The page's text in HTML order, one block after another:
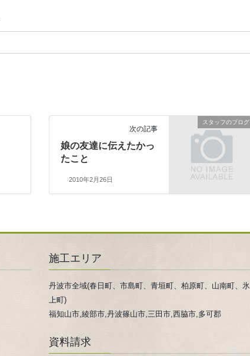
スタッフのブログ
次の記事
娘の友達に伝えたかっ
たこと
2010年2月26日
施工エリア
丹波市全域(春日町、市島町、青垣町、柏原町、山南町、氷
上町)
福知山市,綾部市,丹波篠山市,三田市,西脇市,多可郡
資料請求